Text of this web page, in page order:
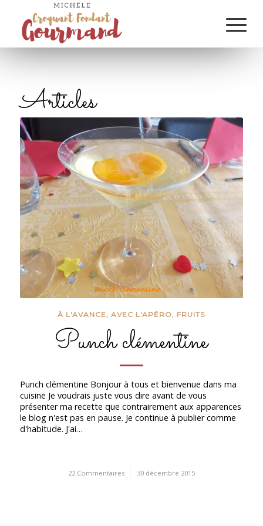
Articles
À L'AVANCE,AVEC L'APÉRO, FRUITS
Punch clémentine
Punch clémentine Bonjour à tous et bienvenue dans ma
cuisine Je voudrais juste vous dire avant de vous
présenter ma recette que contrairement aux apparences
le blog n'est pas en pause. Je continue à publier comme
d'habitude. J'ai…
22 Commentaires
/ 30 décembre 2015